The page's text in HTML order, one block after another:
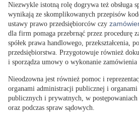
Niezwykle istotną rolę dogrywa też obsługa
wynikają ze skomplikowanych przepisów
ustawy prawo przedsiębiorców czy
dla firm pomaga przebrnąć przez procedurę
spółek prawa handlowego, przekształcenia,
przedsiębiorstwa. Przygotowuje również
i sporządza umowy o wykonanie zamówienia
Nieodzowna jest również pomoc i
organami administracji publicznej i
publicznych i prywatnych, w
oraz podczas spraw sądowych.